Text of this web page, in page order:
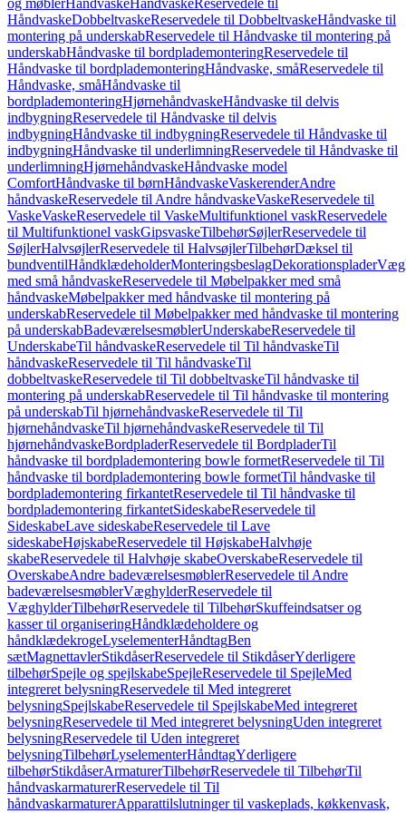
og møblerHåndvaskeHåndvaskeReservedele til
HåndvaskeDobbeltvaskeReservedele til DobbeltvaskeHåndvaske til
montering på underskabReservedele til Håndvaske til montering på
underskabHåndvaske til bordplademonteringReservedele til
Håndvaske til bordplademonteringHåndvaske, småReservedele til
Håndvaske, småHåndvaske til
bordplademonteringHjørnehåndvaskeHåndvaske til delvis
indbygningReservedele til Håndvaske til delvis
indbygningHåndvaske til indbygningReservedele til Håndvaske til
indbygningHåndvaske til underlimningReservedele til Håndvaske til
underlimningHjørnehåndvaskeHåndvaske model
ComfortHåndvaske til børnHåndvaskeVaskerenderAndre
håndvaskeReservedele til Andre håndvaskeVaskeReservedele til
VaskeVaskeReservedele til VaskeMultifunktionel vaskReservedele
til Multifunktionel vaskGipsvaskeTilbehørSøjlerReservedele til
SøjlerHalvsøjlerReservedele til HalvsøjlerTilbehørDæksel til
bundventilHåndklædeholderMonteringsbeslagDekorationsplader
med små håndvaskeReservedele til Møbelpakker med små
håndvaskeMøbelpakker med håndvaske til montering på
underskabReservedele til Møbelpakker med håndvaske til montering
på underskabBadeværelsesmøblerUnderskabeReservedele til
UnderskabeTil håndvaskeReservedele til Til håndvaskeTil
håndvaskeReservedele til Til håndvaskeTil
dobbeltvaskeReservedele til Til dobbeltvaskeTil håndvaske til
montering på underskabReservedele til Til håndvaske til montering
på underskabTil hjørnehåndvaskeReservedele til Til
hjørnehåndvaskeTil hjørnehåndvaskeReservedele til Til
hjørnehåndvaskeBordpladerReservedele til BordpladerTil
håndvaske til bordplademontering bowle formetReservedele til Til
håndvaske til bordplademontering bowle formetTil håndvaske til
bordplademontering firkantetReservedele til Til håndvaske til
bordplademontering firkantetSideskabeReservedele til
SideskabeLave sideskabeReservedele til Lave
sideskabeHøjskabeReservedele til HøjskabeHalvhøje
skabeReservedele til Halvhøje skabeOverskabeReservedele til
OverskabeAndre badeværelsesmøblerReservedele til Andre
badeværelsesmøblerVæghylderReservedele til
VæghylderTilbehørReservedele til TilbehørSkuffeindsatser og
kasser til organiseringHåndklædeholdere og
håndklædekrogeLyselementerHåndtagBen
sætMagnettavlerStikdåserReservedele til StikdåserYderligere
tilbehørSpejle og spejlskabeSpejleReservedele til SpejleMed
integreret belysningReservedele til Med integreret
belysningSpejlskabeReservedele til SpejlskabeMed integreret
belysningReservedele til Med integreret belysningUden integreret
belysningReservedele til Uden integreret
belysningTilbehørLyselementerHåndtagYderligere
tilbehørStikdåserArmaturerTilbehørReservedele til TilbehørTil
håndvaskarmaturerReservedele til Til
håndvaskarmaturerApparattilslutninger til vaskeplads, køkkenvask,